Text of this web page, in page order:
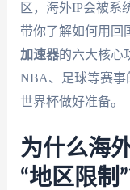
区，海外IP会被系
带你了解如何用回
加速器的六大核心
NBA、足球等赛事
世界杯做好准备。
为什么海
“地区限制”